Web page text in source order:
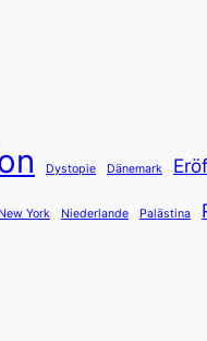
Dystopie Dänemark
New York Niederlande Palästina